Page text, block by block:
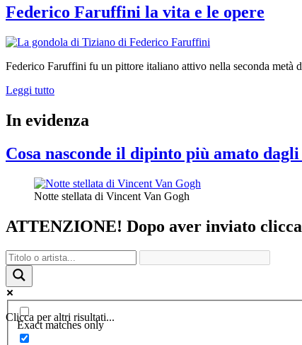
Tiziano
di
Faruffini”
Federico Faruffini la vita e le opere
Federico Faruffini fu un pittore italiano attivo nella seconda metà
Leggi tutto“Federico
la
vita
le
opere”
In evidenza
Cosa nasconde il dipinto più amato
Notte stellata di Vincent Van Gogh
ATTENZIONE! Dopo aver inviato
Clicca per altri risultati...
Exact matches only